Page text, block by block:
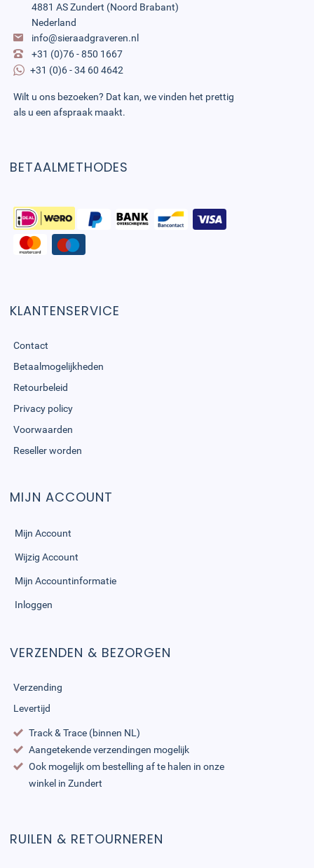
4881 AS Zundert (Noord Brabant)
Nederland
info@sieraadgraveren.nl
+31 (0)76 - 850 1667
+31 (0)6 - 34 60 4642
Wilt u ons bezoeken? Dat kan, we vinden het prettig
als u een afspraak maakt.
BETAALMETHODES
KLANTENSERVICE
Contact
Betaalmogelijkheden
Retourbeleid
Privacy policy
Voorwaarden
Reseller worden
MIJN ACCOUNT
Mijn Account
Wijzig Account
Mijn Accountinformatie
Inloggen
VERZENDEN & BEZORGEN
Verzending
Levertijd
Track & Trace (binnen NL)
Aangetekende verzendingen mogelijk
Ook mogelijk om bestelling af te halen in onze
winkel in Zundert
RUILEN & RETOURNEREN